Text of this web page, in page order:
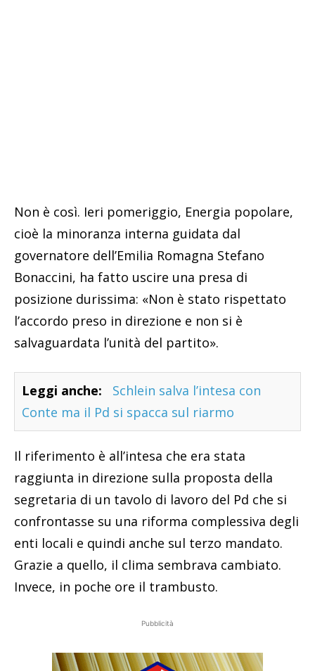
Non è così. Ieri pomeriggio, Energia popolare,
cioè la minoranza interna guidata dal
governatore dell’Emilia Romagna Stefano
Bonaccini, ha fatto uscire una presa di
posizione durissima: «Non è stato rispettato
l’accordo preso in direzione e non si è
salvaguardata l’unità del partito».
Leggi anche:
Schlein salva l’intesa con
Conte ma il Pd si spacca sul riarmo
Il riferimento è all’intesa che era stata
raggiunta in direzione sulla proposta della
segretaria di un tavolo di lavoro del Pd che si
confrontasse su una riforma complessiva degli
enti locali e quindi anche sul terzo mandato.
Grazie a quello, il clima sembrava cambiato.
Invece, in poche ore il trambusto.
Pubblicità